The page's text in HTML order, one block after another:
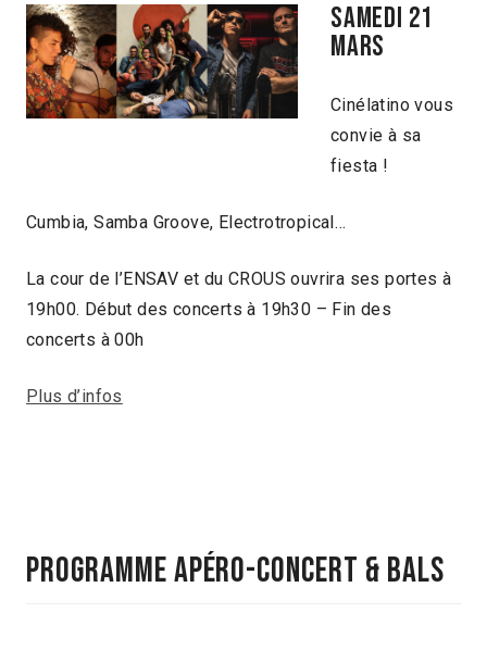
samedi 21
mars
Cinélatino vous
convie à sa
fiesta !
Cumbia, Samba Groove, Electrotropical…
La cour de l’ENSAV et du CROUS ouvrira ses portes à
19h00. Début des concerts à 19h30 – Fin des
concerts à 00h
Plus d’infos
programme apéro-concert & bals